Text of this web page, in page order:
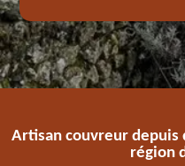
Artisan couvreur depuis
région